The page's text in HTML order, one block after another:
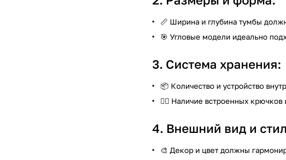
📏 Ширина и глубина тумбы
🎯 Угловые модели идеально
3. Система хранения:
📦 Количество и устройство
🏋️‍♂️ Наличие встроенных
4. Внешний вид и
🎨 Декор и цвет должны